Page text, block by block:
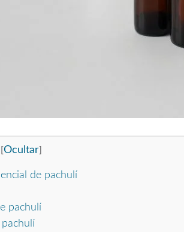
[Ocultar]
de pachulí
pachulí